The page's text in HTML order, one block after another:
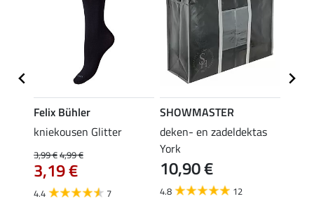
Felix Bühler
kniekousen Glitter
3,99 €4,99 €
3,19 €
4.4 7
SHOWMASTER
deken- en zadeldektas
York
10,90 €
4.8 12